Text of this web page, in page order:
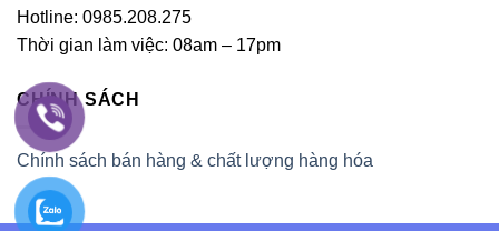
Hotline: 0985.208.275
Thời gian làm việc: 08am – 17pm
CHÍNH SÁCH
Chính sách bán hàng & chất lượng hàng hóa